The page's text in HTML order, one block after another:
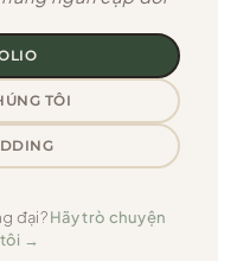
TÔI
đại?Hãy trò chuyện
→